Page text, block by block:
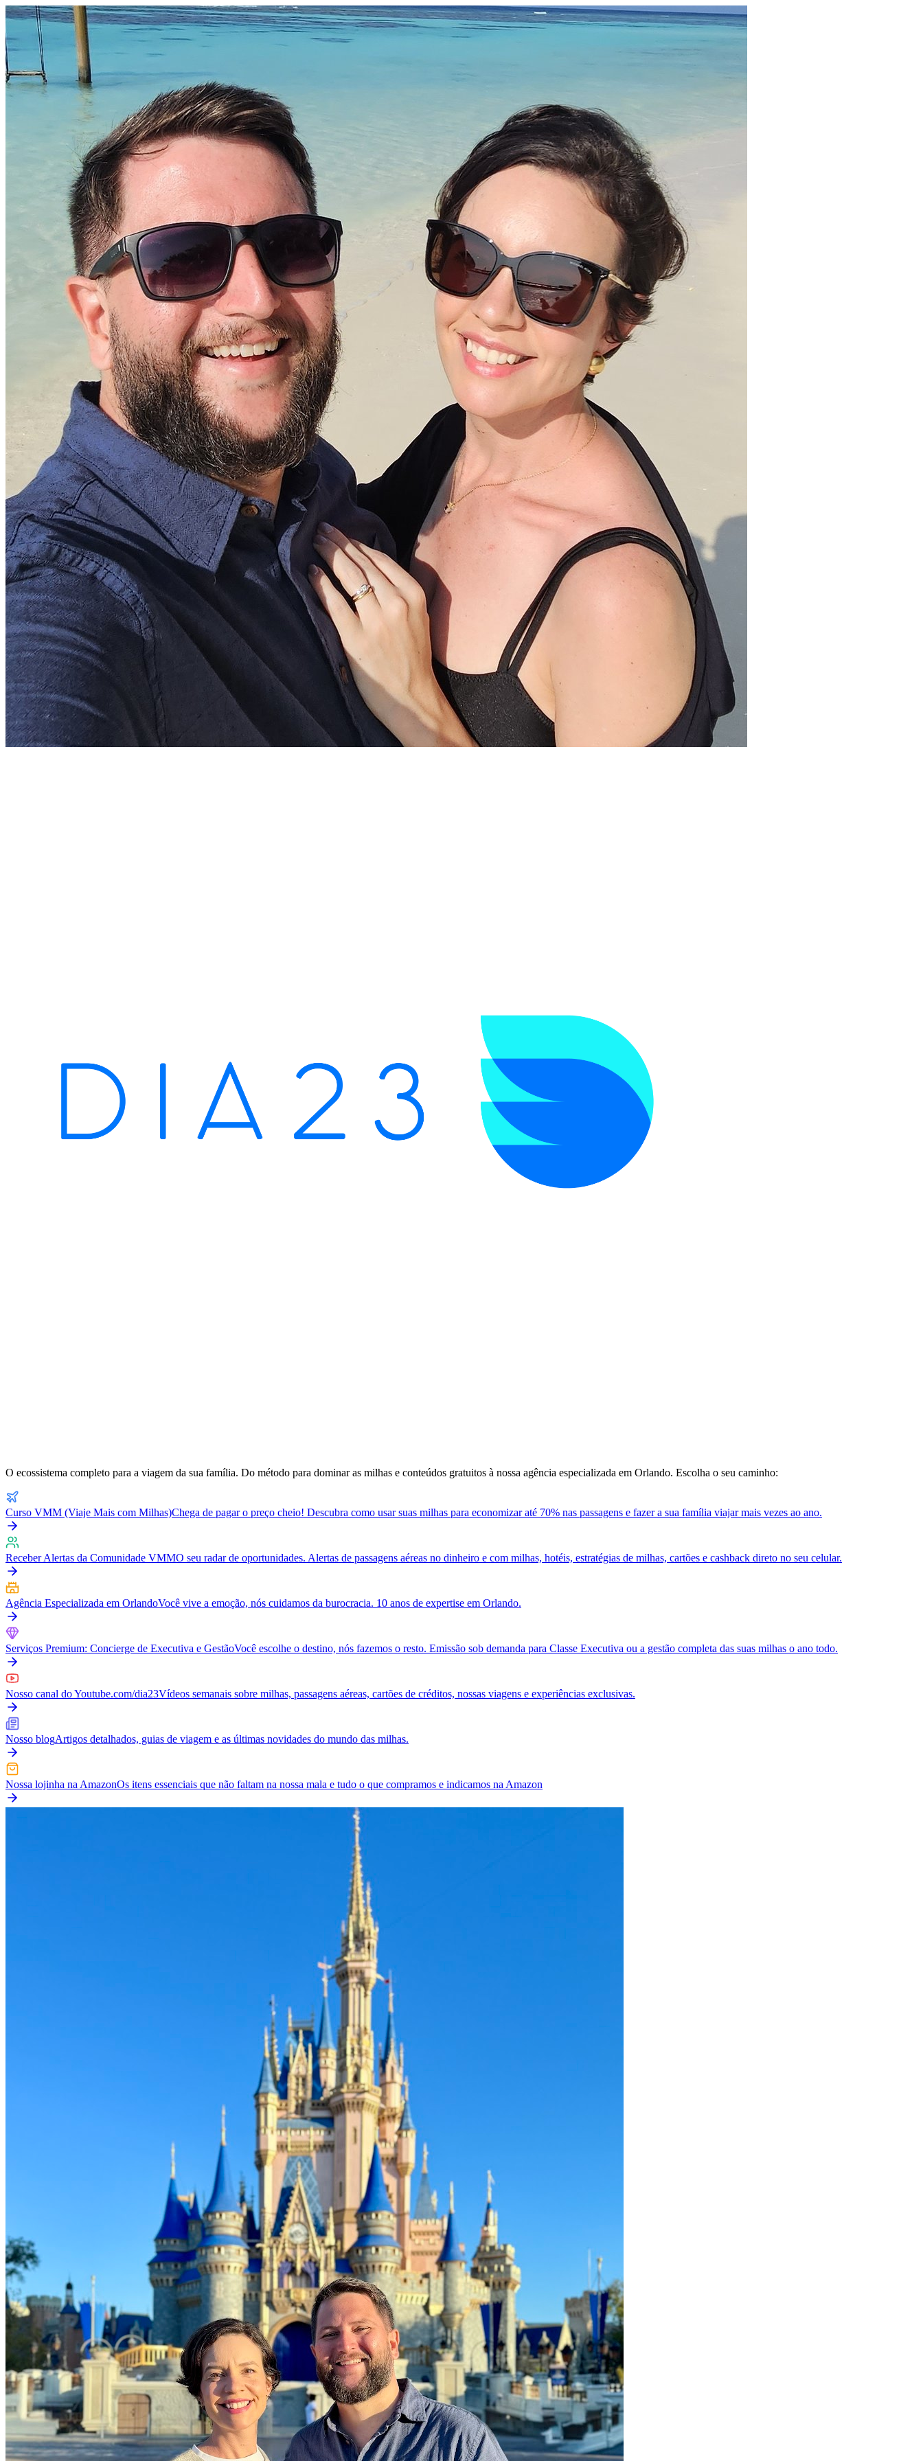
O ecossistema completo para a viagem da sua família. Do método para dominar as milhas e conteúdos gratuitos à nossa agência especializada em Orlando. Escolha o seu caminho:
Curso VMM (Viaje Mais com Milhas)Chega de pagar o preço cheio! Descubra como usar suas milhas para economizar até 70% nas passagens e fazer a sua família viajar mais vezes ao ano.
Receber Alertas da Comunidade VMMO seu radar de oportunidades. Alertas de passagens aéreas no dinheiro e com milhas, hotéis, estratégias de milhas, cartões e cashback direto no seu celular.
Agência Especializada em OrlandoVocê vive a emoção, nós cuidamos da burocracia. 10 anos de expertise em Orlando.
Serviços Premium: Concierge de Executiva e GestãoVocê escolhe o destino, nós fazemos o resto. Emissão sob demanda para Classe Executiva ou a gestão completa das suas milhas o ano todo.
Nosso canal do Youtube.com/dia23Vídeos semanais sobre milhas, passagens aéreas, cartões de créditos, nossas viagens e experiências exclusivas.
Nosso blogArtigos detalhados, guias de viagem e as últimas novidades do mundo das milhas.
Nossa lojinha na AmazonOs itens essenciais que não faltam na nossa mala e tudo o que compramos e indicamos na Amazon